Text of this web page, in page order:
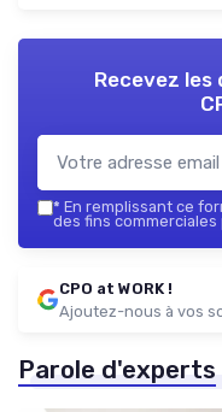
Recevez
* En remplissant ce
des fins commerciales
CPO at WORK !
Ajoutez-nous à vos
Parole d'experts